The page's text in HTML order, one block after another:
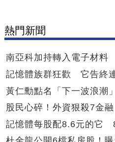
熱門新聞
南亞科加持轉入電子材
記憶體族群狂歡 它告終
黃仁勳點名「下一波浪潮
股民心碎！外資狠殺7金融
記憶體每股配8.6元的它